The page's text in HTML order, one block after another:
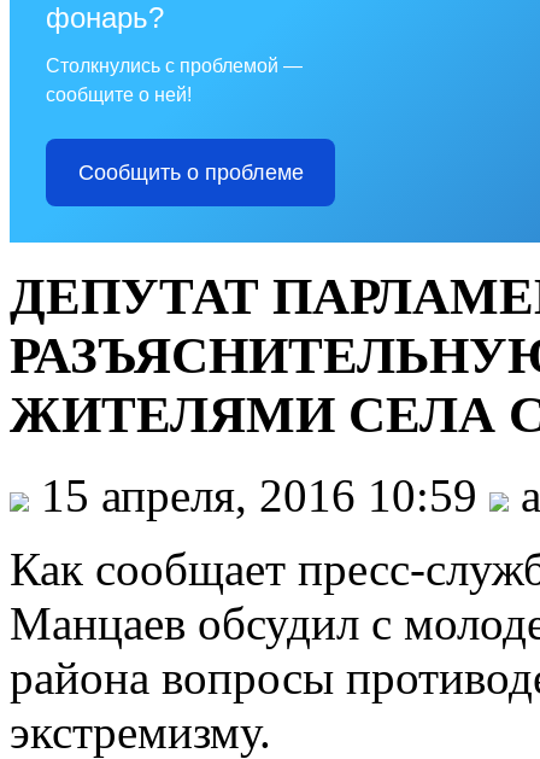
фонарь?
Столкнулись с проблемой —
сообщите о ней!
Сообщить о проблеме
ДЕПУТАТ
ЖИТЕЛЯМИ СЕЛА
15 апреля, 2016 10:59
Как сообщает пресс-
Манцаев обсудил с
района вопросы
экстремизму.